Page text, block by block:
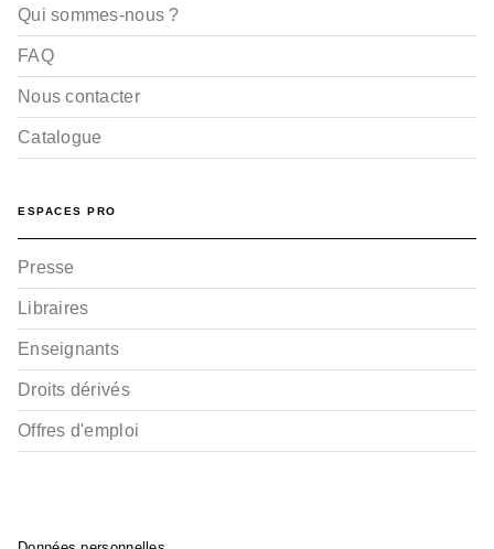
Qui sommes-nous ?
FAQ
Nous contacter
Catalogue
ESPACES PRO
Presse
Libraires
Enseignants
Droits dérivés
Offres d'emploi